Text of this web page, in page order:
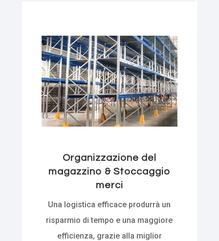
Organizzazione del
magazzino & Stoccaggio
merci
Una logistica efficace produrrà un
risparmio di tempo e una maggiore
efficienza, grazie alla miglior